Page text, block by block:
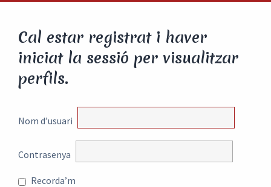
Cal estar registrat i haver
iniciat la sessió per visualitzar
perfils.
Nom d’usuari
Contrasenya
Recorda’m